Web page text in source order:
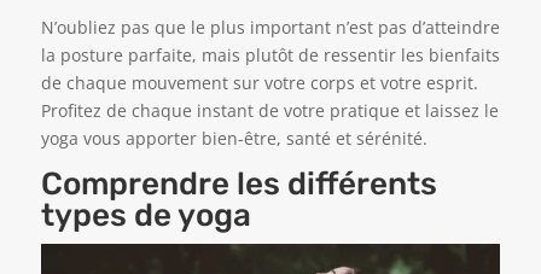
N’oubliez pas que le plus important n’est pas d’atteindre
la posture parfaite, mais plutôt de ressentir les bienfaits
de chaque mouvement sur votre corps et votre esprit.
Profitez de chaque instant de votre pratique et laissez le
yoga vous apporter bien-être, santé et sérénité.
Comprendre les différents
types de yoga